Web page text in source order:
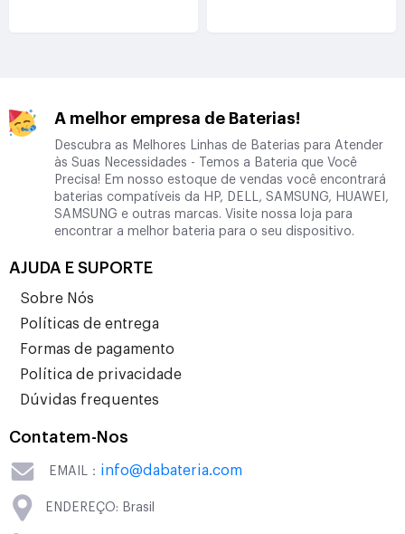
A melhor empresa de Baterias!
Descubra as Melhores Linhas de Baterias para Atender
às Suas Necessidades - Temos a Bateria que Você
Precisa! Em nosso estoque de vendas você encontrará
baterias compatíveis da HP, DELL, SAMSUNG, HUAWEI,
SAMSUNG e outras marcas. Visite nossa loja para
encontrar a melhor bateria para o seu dispositivo.
AJUDA E SUPORTE
Sobre Nós
Políticas de entrega
Formas de pagamento
Política de privacidade
Dúvidas frequentes
Contatem-Nos
EMAIL： info@dabateria.com
ENDEREÇO: Brasil